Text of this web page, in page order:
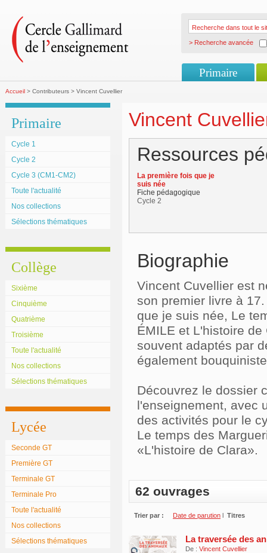
> Recherche avancée
Primaire
Accueil > Contributeurs > Vincent Cuvellier
Primaire
Cycle 1
Cycle 2
Cycle 3 (CM1-CM2)
Toute l'actualité
Nos collections
Sélections thématiques
Collège
Sixième
Cinquième
Quatrième
Troisième
Toute l'actualité
Nos collections
Sélections thématiques
Lycée
Seconde GT
Première GT
Terminale GT
Terminale Pro
Toute l'actualité
Nos collections
Sélections thématiques
Vincent
Ressources
La première fois que je
suis née
Fiche pédagogique
Cycle 2
Biographie
Vincent Cuvellier est
son premier livre à
que je suis née, Le
ÉMILE et L'histoire
souvent adaptés par
également
Découvrez le dossier
l'enseignement, avec
des activités pour le
Le temps des
«L'histoire de Clara».
62 ouvrages
Trier par : Date de parution l Titres
La traversée des
De : Vincent Cuvellier